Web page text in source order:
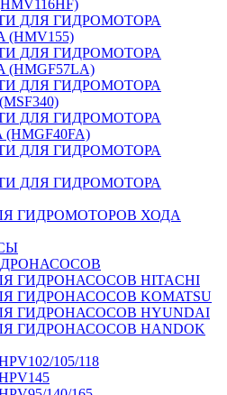
ДЛЯ ГИДРОМОТОРА
(HMV155)
ДЛЯ ГИДРОМОТОРА
(HMGF57LA)
ДЛЯ ГИДРОМОТОРА
ДЛЯ ГИДРОМОТОРА
(HMGF40FA)
ДЛЯ ГИДРОМОТОРА
ДЛЯ ГИДРОМОТОРА
ГИДРОМОТОРОВ ХОДА
ГИДРОНАСОСОВ HITACHI
ГИДРОНАСОСОВ KOMATSU
ГИДРОНАСОСОВ HYUNDAI
ГИДРОНАСОСОВ HANDOK
105/118